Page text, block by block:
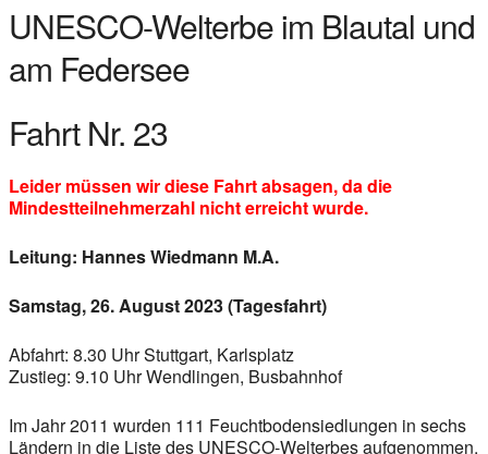
UNESCO-Welterbe im Blautal und
am Federsee
Fahrt Nr. 23
Leider müssen wir diese Fahrt absagen, da die
Mindestteilnehmerzahl nicht erreicht wurde.
Leitung: Hannes Wiedmann M.A.
Samstag, 26. August 2023 (Tagesfahrt)
Abfahrt: 8.30 Uhr Stuttgart, Karlsplatz
Zustieg: 9.10 Uhr Wendlingen, Busbahnhof
Im Jahr 2011 wurden 111 Feuchtbodensiedlungen in sechs
Ländern in die Liste des UNESCO-Welterbes aufgenommen.